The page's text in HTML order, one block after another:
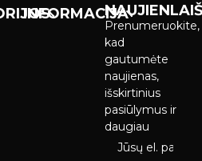
INFORMACIJA
Prenumeruokite,
kad
gautumėte
naujienas,
išskirtinius
pasiūlymus ir
daugiau